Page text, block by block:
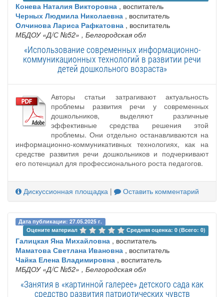
Конева Наталия Викторовна , воспитатель
Черных Людмила Николаевна , воспитатель
Олчинова Лариса Рафкатовна , воспитатель
МБДОУ «Д/С №52» , Белгородская обл
«Использование современных информационно-
коммуникационных технологий в развитии речи
детей дошкольного возраста»
Авторы статьи затрагивают актуальность
проблемы развития речи у современных
дошкольников, выделяют различные
эффективные средства решения этой
проблемы. Они отдельно останавливаются на
информационно-коммуникативных технологиях, как на
средстве развития речи дошкольников и подчеркивают
его потенциал для профессионального роста педагогов.
Дискуссионная площадка | Оставить комментарий
Дата публикации: 27.05.2025 г.
Оцените материал
Средняя оценка: 0 (Всего: 0)
Галицкая Яна Михайловна , воспитатель
Маматова Светлана Ивановна , воспитатель
Чайка Елена Владимировна , воспитатель
МБДОУ «Д/С №52» , Белгородская обл
«Занятия в «картинной галерее» детского сада как
средство развития патриотических чувств